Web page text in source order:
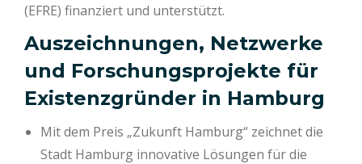
(EFRE) finanziert und unterstützt.
Auszeichnungen, Netzwerke
und Forschungsprojekte für
Existenzgründer in Hamburg
Mit dem Preis „Zukunft Hamburg“ zeichnet die
Stadt Hamburg innovative Lösungen für die